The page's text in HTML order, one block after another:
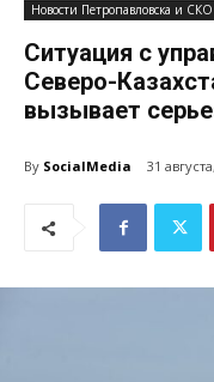
Новости Петропавловска и СКО
Ситуация с
Северо-
вызывает
By SocialMedia 31